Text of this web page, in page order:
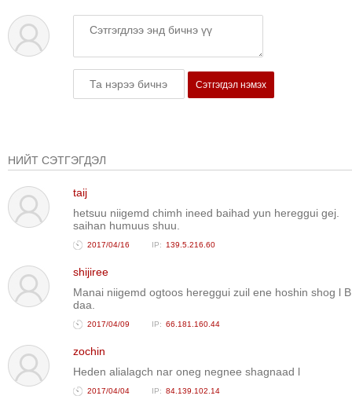
Сэтгэгдэл нэмэх
НИЙТ СЭТГЭГДЭЛ
taij
hetsuu niigemd chimh ineed baihad yun hereggui gej.
saihan humuus shuu.
2017/04/16 139.5.216.60
shijiree
Manai niigemd ogtoos hereggui zuil ene hoshin shog l
daa.
2017/04/09 66.181.160.44
zochin
Heden alialagch nar oneg negnee shagnaad l
2017/04/04 84.139.102.14